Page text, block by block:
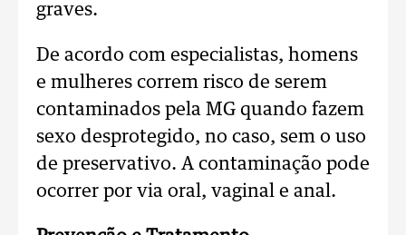
graves.
De acordo com especialistas, homens
e mulheres correm risco de serem
contaminados pela MG quando fazem
sexo desprotegido, no caso, sem o uso
de preservativo. A contaminação pode
ocorrer por via oral, vaginal e anal.